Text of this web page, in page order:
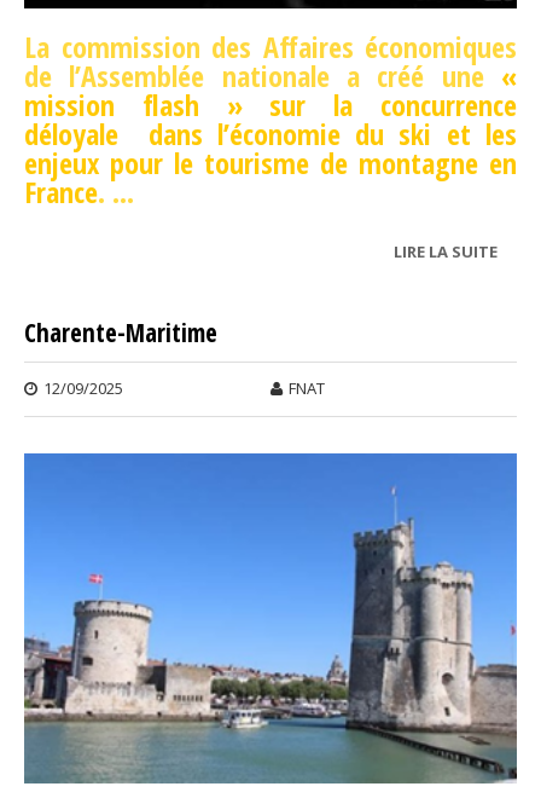
La commission des Affaires économiques
de l’Assemblée nationale a créé une «
mission flash » sur la concurrence
déloyale dans l’économie du ski et les
enjeux pour le tourisme de montagne en
France....
LIRE LA SUITEDE
Charente-Maritime
12/09/2025 FNAT